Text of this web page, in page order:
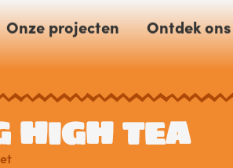
Onze projecten Ontdek ons
HIGH TEA